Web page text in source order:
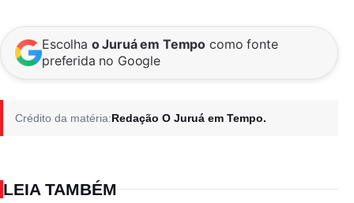
Escolha o Juruá em Tempo como fonte
preferida no Google
Crédito da matéria:Redação O Juruá em Tempo.
LEIA TAMBÉM